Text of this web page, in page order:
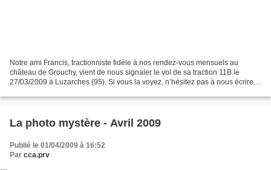
Notre ami Francis, tractionniste fidèle à nos rendez-vous mensuels au
château de Grouchy, vient de nous signaler le vol de sa traction 11B le
27/03/2009 à Luzarches (95). Si vous la voyez, n’hésitez pas à nous écrire,
La photo mystère - Avril 2009
Publié le 01/04/2009 à 16:52
Par cca.prv